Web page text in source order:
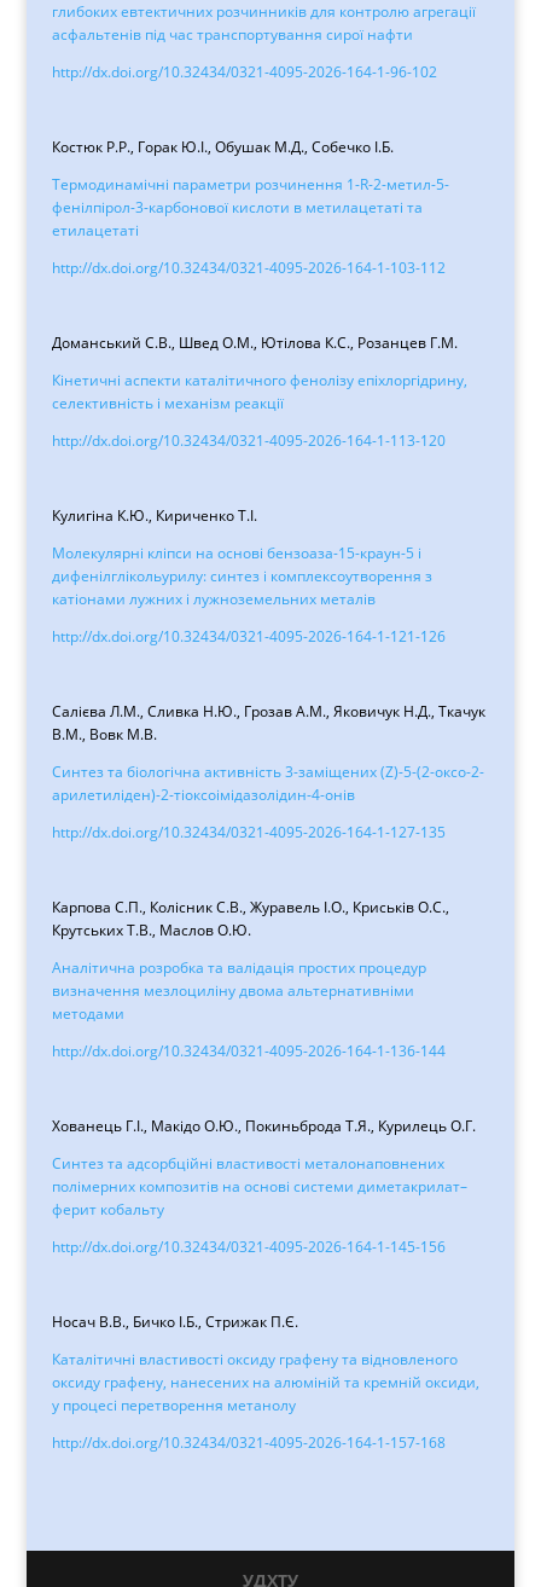
глибоких евтектичних розчинників для контролю агрегації
асфальтенів під час транспортування сирої нафти
http://dx.doi.org/10.32434/0321-4095-2026-164-1-96-102
Костюк Р.Р., Горак Ю.І., Обушак М.Д., Собечко І.Б.
Термодинамічні параметри розчинення 1-R-2-метил-5-
фенілпірол-3-карбонової кислоти в метилацетаті та
етилацетаті
http://dx.doi.org/10.32434/0321-4095-2026-164-1-103-112
Доманський С.В., Швед О.М., Ютілова К.С., Розанцев Г.М.
Кінетичні аспекти каталітичного фенолізу епіхлоргідрину,
селективність і механізм реакції
http://dx.doi.org/10.32434/0321-4095-2026-164-1-113-120
Кулигіна К.Ю., Кириченко Т.І.
Молекулярні кліпси на основі бензоаза-15-краун-5 і
дифенілглікольурилу: синтез і комплексоутворення з
катіонами лужних і лужноземельних металів
http://dx.doi.org/10.32434/0321-4095-2026-164-1-121-126
Салієва Л.М., Сливка Н.Ю., Грозав А.М., Яковичук Н.Д., Ткачук
В.М., Вовк М.В.
Синтез та біологічна активність 3-заміщених (Z)-5-(2-оксо-2-
арилетиліден)-2-тіоксоімідазолідин-4-онів
http://dx.doi.org/10.32434/0321-4095-2026-164-1-127-135
Карпова С.П., Колісник С.В., Журавель І.О., Криськів О.С.,
Крутських Т.В., Маслов О.Ю.
Аналітична розробка та валідація простих процедур
визначення мезлоциліну двома альтернативніми
методами
http://dx.doi.org/10.32434/0321-4095-2026-164-1-136-144
Хованець Г.І., Макідо О.Ю., Покиньброда Т.Я., Курилець О.Г.
Синтез та адсорбційні властивості металонаповнених
полімерних композитів на основі системи диметакрилат–
ферит кобальту
http://dx.doi.org/10.32434/0321-4095-2026-164-1-145-156
Носач В.В., Бичко І.Б., Стрижак П.Є.
Каталітичні властивості оксиду графену та відновленого
оксиду графену, нанесених на алюміній та кремній оксиди,
у процесі перетворення метанолу
http://dx.doi.org/10.32434/0321-4095-2026-164-1-157-168
УДХТУ